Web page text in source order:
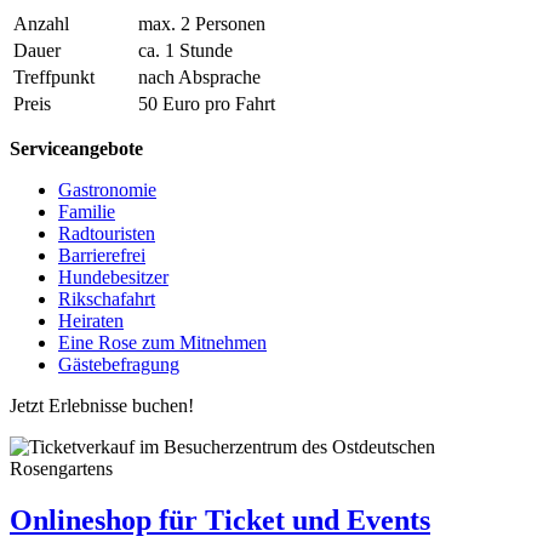
Anzahl
max. 2 Personen
Dauer
ca. 1 Stunde
Treffpunkt
nach Absprache
Preis
50 Euro pro Fahrt
Serviceangebote
Gastronomie
Familie
Radtouristen
Barrierefrei
Hundebesitzer
Rikschafahrt
Heiraten
Eine Rose zum Mitnehmen
Gästebefragung
Jetzt Erlebnisse buchen!
Onlineshop für Ticket und Events